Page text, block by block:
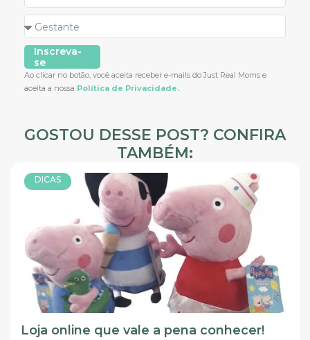
Inscreva-
se
Ao clicar no botão, você aceita receber e-mails do Just Real Moms e
aceita a nossa Política de Privacidade.
GOSTOU DESSE POST? CONFIRA
TAMBÉM:
DICAS
Loja online que vale a pena conhecer!